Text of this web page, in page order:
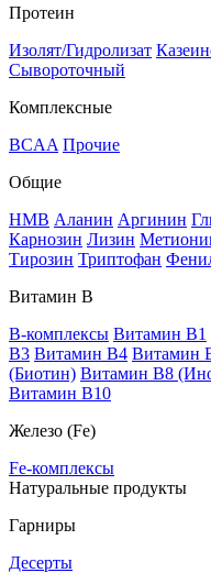
Протеин
Изолят/Гидролизат
Сывороточный
Комплексные
BCAA Прочие
Общие
HMB Аланин Аргинин
Карнозин Лизин
Тирозин Триптофан
Витамин В
B-комплексы Витамин B1
B3 Витамин B4 Витамин
(Биотин) Витамин B8
Витамин В10
Железо (Fe)
Fe-комплексы
Натуральные продукты
Гарниры
Десерты